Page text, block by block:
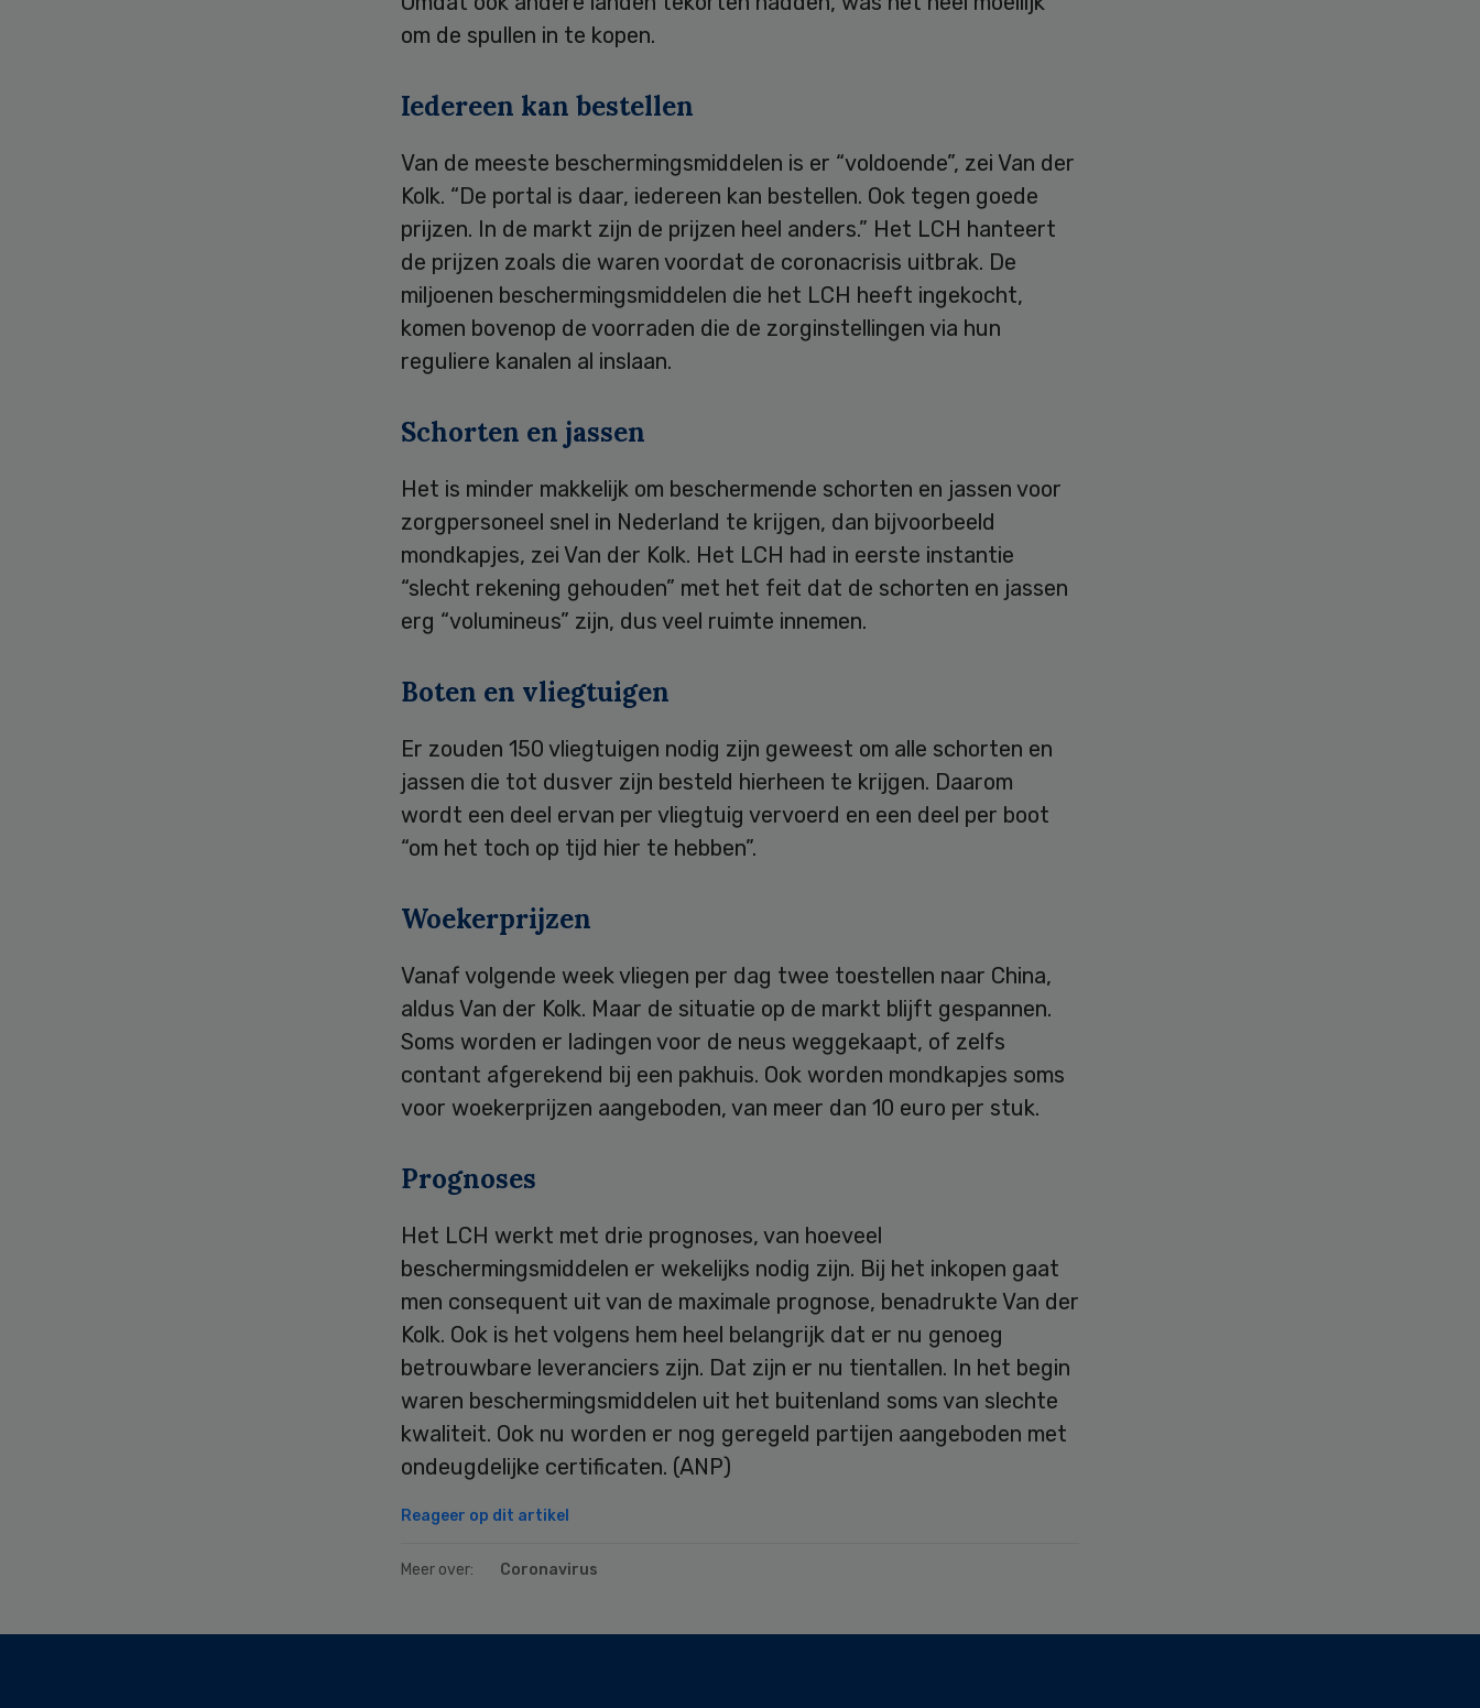
om de spullen in te kopen.
Iedereen kan bestellen
Van de meeste beschermingsmiddelen is er “voldoende”, zei Van der
Kolk. “De portal is daar, iedereen kan bestellen. Ook tegen goede
prijzen. In de markt zijn de prijzen heel anders.” Het LCH hanteert
de prijzen zoals die waren voordat de coronacrisis uitbrak. De
miljoenen beschermingsmiddelen die het LCH heeft ingekocht,
komen bovenop de voorraden die de zorginstellingen via hun
reguliere kanalen al inslaan.
Schorten en jassen
Het is minder makkelijk om beschermende schorten en jassen voor
zorgpersoneel snel in Nederland te krijgen, dan bijvoorbeeld
mondkapjes, zei Van der Kolk. Het LCH had in eerste instantie
“slecht rekening gehouden” met het feit dat de schorten en jassen
erg “volumineus” zijn, dus veel ruimte innemen.
Boten en vliegtuigen
Er zouden 150 vliegtuigen nodig zijn geweest om alle schorten en
jassen die tot dusver zijn besteld hierheen te krijgen. Daarom
wordt een deel ervan per vliegtuig vervoerd en een deel per boot
“om het toch op tijd hier te hebben”.
Woekerprijzen
Vanaf volgende week vliegen per dag twee toestellen naar China,
aldus Van der Kolk. Maar de situatie op de markt blijft gespannen.
Soms worden er ladingen voor de neus weggekaapt, of zelfs
contant afgerekend bij een pakhuis. Ook worden mondkapjes soms
voor woekerprijzen aangeboden, van meer dan 10 euro per stuk.
Prognoses
Het LCH werkt met drie prognoses, van hoeveel
beschermingsmiddelen er wekelijks nodig zijn. Bij het inkopen gaat
men consequent uit van de maximale prognose, benadrukte Van der
Kolk. Ook is het volgens hem heel belangrijk dat er nu genoeg
betrouwbare leveranciers zijn. Dat zijn er nu tientallen. In het begin
waren beschermingsmiddelen uit het buitenland soms van slechte
kwaliteit. Ook nu worden er nog geregeld partijen aangeboden met
ondeugdelijke certificaten. (ANP)
Reageer op dit artikel
Meer over: Coronavirus
Secondary